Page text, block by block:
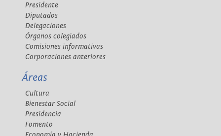
Presidente
Diputados
Delegaciones
Órganos colegiados
Comisiones informativas
Corporaciones anteriores
Áreas
Cultura
Bienestar Social
Presidencia
Fomento